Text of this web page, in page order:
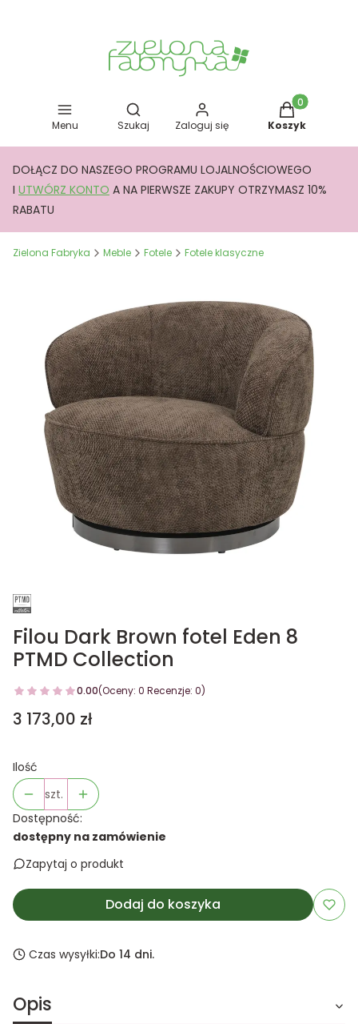
Menu
Otwórz wyszukiwarkę
Szukaj Zaloguj się
Produkty w
Koszyk
DOŁĄCZ DO NASZEGO PROGRAMU LOJALNOŚCIOWEGO
I UTWÓRZ KONTO A NA PIERWSZE ZAKUPY OTRZYMASZ 10%
RABATU
Zielona Fabryka Meble Fotele Fotele klasyczne
Filou Dark Brown fotel Eden 8
PTMD Collection
0.00(Oceny: 0 Recenzje: 0)
Cena
3 173,00 zł
Ilość
szt.
Dostępność:
dostępny na zamówienie
Zapytaj o produkt
Dodaj do koszyka
Czas wysyłki:Do 14 dni.
Opis